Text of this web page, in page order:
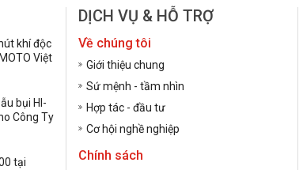
khí độc
Việt
bụi HI-
Công Ty
tại
DỊCH VỤ & HỖ TRỢ
Về chúng tôi
Giới thiệu chung
Sứ mệnh - tầm nhìn
Hợp tác - đầu tư
Cơ hội nghề nghiệp
Chính sách